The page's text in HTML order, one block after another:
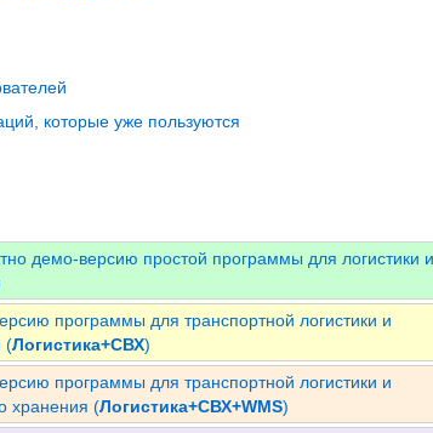
которые уже пользуются
демо-версию простой программы для логистики и
программы для транспортной логистики и
(Логистика+СВХ)
программы для транспортной логистики и
хранения (Логистика+СВХ+WMS)